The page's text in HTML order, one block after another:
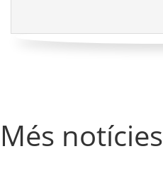
Més notícies